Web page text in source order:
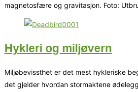
magnetosfære og gravitasjon. Foto:
Hykleri og miljøvern
Miljøbevissthet er det mest hykleriske
det gjelder hvordan stormaktene